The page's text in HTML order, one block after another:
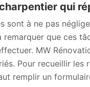
qui
sont à ne pas
que ces
MW
Pour recueillir les
remplir un